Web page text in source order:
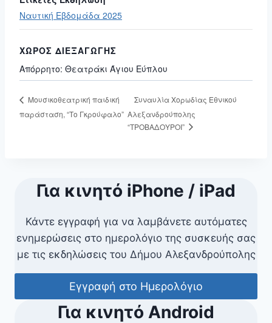
Ναυτική Εβδομάδα 2025
ΧΏΡΟΣ ΔΙΕΞΑΓΩΓΉΣ
Απόρρητο: Θεατράκι Άγιου Εύπλου
Μουσικοθεατρική παιδική
παράσταση, “Το Γκρούφαλο”
Συναυλία Χορωδίας Εθνικού
Αλεξανδρούπολης
“ΤΡΟΒΑΔΟΥΡΟΙ”
Για κινητό iPhone / iPad
Κάντε εγγραφή για να λαμβάνετε αυτόματες
ενημερώσεις στο ημερολόγιο της συσκευής σας
με τις εκδηλώσεις του Δήμου Αλεξανδρούπολης
Εγγραφή στο Ημερολόγιο
Για κινητό Android